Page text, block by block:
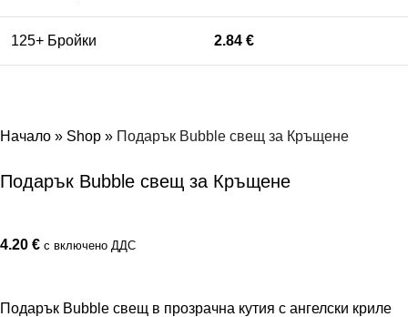
125+ Бройки 2.84 €
Начало » Shop » Подарък Bubble свещ за Кръщене
Подарък Bubble свещ за Кръщене
4.20 € с включено ДДС
Подарък Bubble свещ в прозрачна кутия с ангелски криле